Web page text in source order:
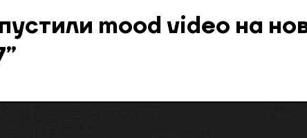
mood video на